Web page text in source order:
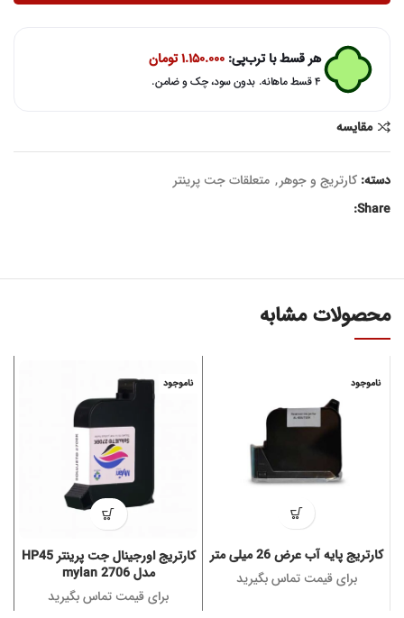
هر قسط با ترب‌پی: ۱.۱۵۰.۰۰۰تومان
۴ قسط ماهانه. بدون سود، چک و ضامن.
مقایسه
دسته: کارتریج و جوهر, متعلقات جت پرینتر
Share:
محصولات مشابه
ناموجود
کارتریج پایه آب عرض 26 میلی متر
برای قیمت تماس بگیرید
ناموجود
کارتریج اورجینال جت پرینتر HP45
مدل mylan 2706
برای قیمت تماس بگیرید